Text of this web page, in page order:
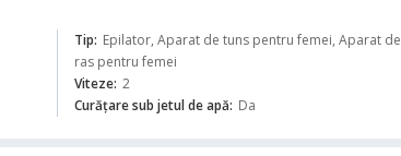
Tip: Epilator, Aparat de tuns pentru femei, Aparat de
ras pentru femei
Viteze: 2
Curăţare sub jetul de apă: Da